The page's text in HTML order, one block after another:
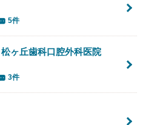
5件
松ヶ丘歯科口腔外科医院
3件